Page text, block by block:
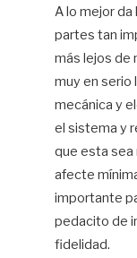
A lo mejor
partes tan
más lejos de
muy en serio
mecánica y
el sistema y
que esta sea
afecte
importante
pedacito de
fidelidad.